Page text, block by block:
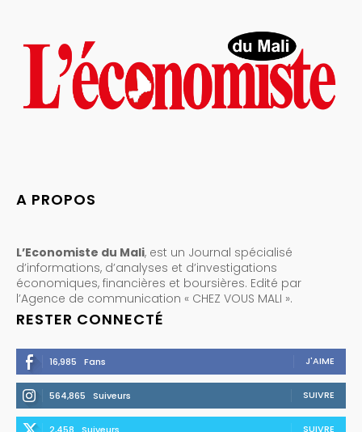
A PROPOS
L’Economiste du Mali, est un Journal spécialisé
d’informations, d’analyses et d’investigations
économiques, financières et boursières. Edité par
l’Agence de communication « CHEZ VOUS MALI ».
RESTER CONNECTÉ
16,985 Fans J'AIME
564,865 Suiveurs SUIVRE
SUIVRE